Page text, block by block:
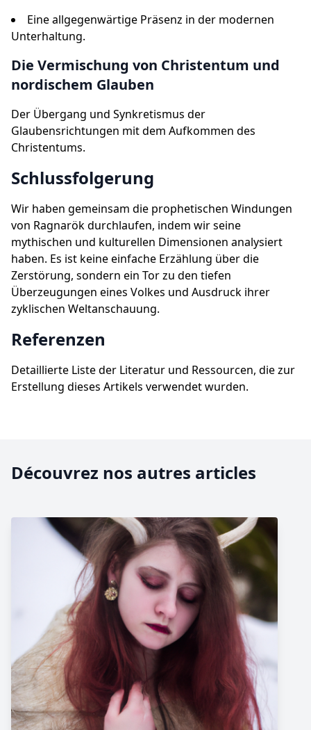
Eine allgegenwärtige Präsenz in der modernen
Unterhaltung.
Die Vermischung von Christentum und
nordischem Glauben
Der Übergang und Synkretismus der
Glaubensrichtungen mit dem Aufkommen des
Christentums.
Schlussfolgerung
Wir haben gemeinsam die prophetischen Windungen
von Ragnarök durchlaufen, indem wir seine
mythischen und kulturellen Dimensionen analysiert
haben. Es ist keine einfache Erzählung über die
Zerstörung, sondern ein Tor zu den tiefen
Überzeugungen eines Volkes und Ausdruck ihrer
zyklischen Weltanschauung.
Referenzen
Detaillierte Liste der Literatur und Ressourcen, die zur
Erstellung dieses Artikels verwendet wurden.
Découvrez nos autres articles